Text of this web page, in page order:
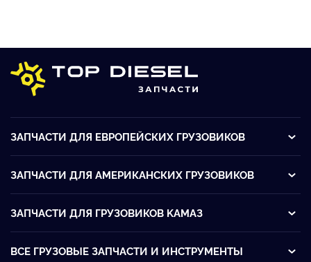
ЗАПЧАСТИ ДЛЯ ЕВРОПЕЙСКИХ ГРУЗОВИКОВ
ЗАПЧАСТИ ДЛЯ АМЕРИКАНСКИХ ГРУЗОВИКОВ
ЗАПЧАСТИ ДЛЯ ГРУЗОВИКОВ KАМАЗ
ВСЕ ГРУЗОВЫЕ ЗАПЧАСТИ И ИНСТРУМЕНТЫ